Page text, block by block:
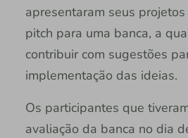
apresentaram seus
pitch para uma banca, a
contribuir com sugestões
implementação das ideias.
Os participantes que
avaliação da banca no dia